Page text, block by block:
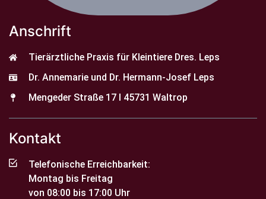
Anschrift
Tierärztliche Praxis für Kleintiere Dres. Leps
Dr. Annemarie und Dr. Hermann-Josef Leps
Mengeder Straße 17 I 45731 Waltrop
Kontakt
Telefonische Erreichbarkeit:
Montag bis Freitag
von 08:00 bis 17:00 Uhr